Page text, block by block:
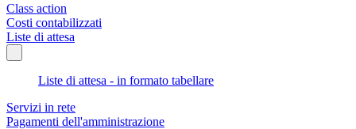
Class action
Costi contabilizzati
Liste di attesa
Liste di attesa - in formato tabellare
Servizi in rete
Pagamenti dell'amministrazione